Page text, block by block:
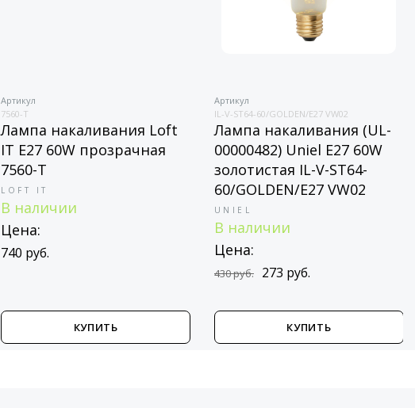
Артикул
7560-T
Лампа накаливания Loft
IT E27 60W прозрачная
7560-T
LOFT IT
В наличии
Цена:
740 руб.
КУПИТЬ
Артикул
IL-V-ST64-60/GOLDEN/E27 VW02
Лампа накаливания (UL-
00000482) Uniel E27 60W
золотистая IL-V-ST64-
60/GOLDEN/E27 VW02
UNIEL
В наличии
Цена:
430 руб. 273 руб.
КУПИТЬ